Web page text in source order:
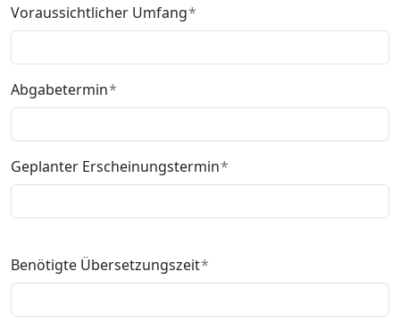
Voraussichtlicher Umfang
Abgabetermin
Geplanter Erscheinungstermin
Benötigte Übersetzungszeit